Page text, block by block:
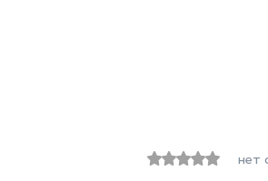
нет